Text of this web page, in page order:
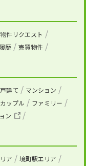
物件リクエスト
歴 売買物件
戸建て
マンション
カップル
ファミリー
ン
ア
境町駅エリア